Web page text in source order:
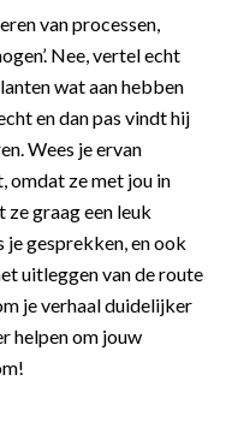
van processen,
Nee, vertel echt
wat aan hebben
en dan pas vindt hij
Wees je ervan
omdat ze met jou in
graag een leuk
gesprekken, en ook
uitleggen van de route
je verhaal duidelijker
helpen om jouw